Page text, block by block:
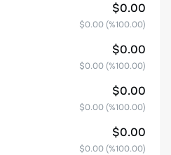
$0.00
$0.00 (%100.00)
$0.00
$0.00 (%100.00)
$0.00
$0.00 (%100.00)
$0.00
$0.00 (%100.00)